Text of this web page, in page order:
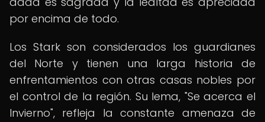
por encima de todo.
Los Stark son considerados los guardianes
del Norte y tienen una larga historia de
enfrentamientos con otras casas nobles por
el control de la región. Su lema, "Se acerca el
Invierno", refleja la constante amenaza de